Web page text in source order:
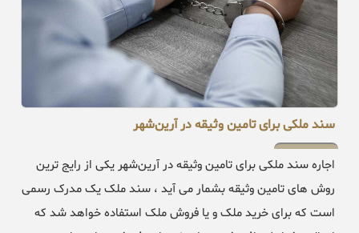
سند ملکی برای تامین وثیقه در آرین‌شهر
اجاره سند ملکی برای تامین وثیقه در آرین‌شهر یکی از رایج ترین
روش های تامین وثیقه بشمار می آید ، سند ملک یک مدرک رسمی
است که برای خرید ملک و یا فروش ملک استفاده خواهد شد که